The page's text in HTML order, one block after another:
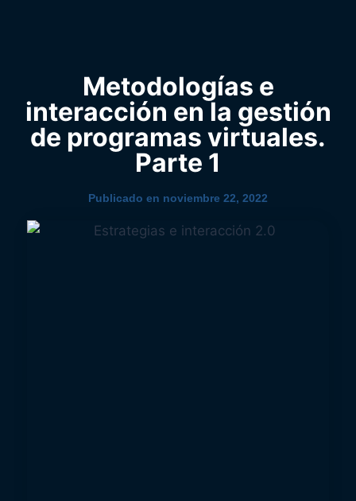
Metodologías e
interacción en la gestión
de programas virtuales.
Parte 1
Publicado en noviembre 22, 2022